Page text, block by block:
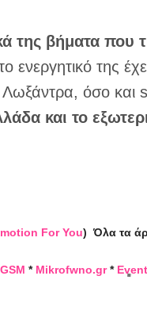
της βήματα που
ενεργητικό της
όσο και
και το
For You) Όλα τα
* Mikrofwno.gr*